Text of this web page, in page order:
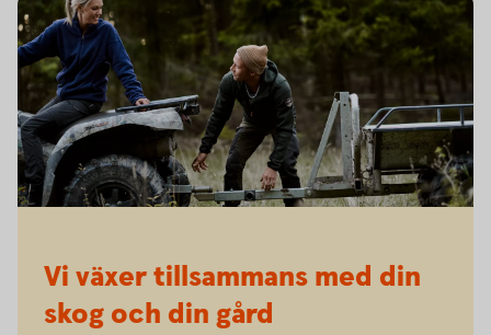
Vi växer tillsammans med din
skog och din gård